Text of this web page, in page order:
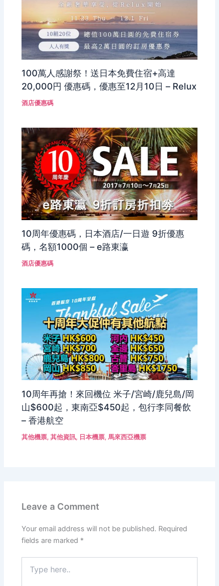
100萬人感謝祭！送日本免費住宿+高達
20,000円 優惠碼，優惠至12月10日 – Relux
酒店優惠碼
10周年優惠碼，日本酒店/一日遊 9折優惠
碼，名額1000個 – e路東瀛
酒店優惠碼
10周年再搶！來回機位 米子/宮崎/鹿兒島/岡
山$600起，東南亞$450起，包行李同餐飲
– 香港航空
其他機票,其他資訊, 日本機票,馬來西亞機票
Leave a Comment
Your email address will not be published. Required
fields are marked *
here..